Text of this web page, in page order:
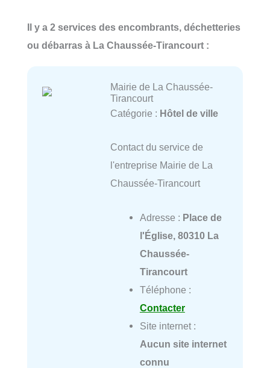
Il y a 2 services des encombrants, déchetteries
ou débarras à La Chaussée-Tirancourt :
Mairie de La Chaussée-
Tirancourt
Catégorie : Hôtel de ville
Contact du service de
l'entreprise Mairie de La
Chaussée-Tirancourt
Adresse : Place de
l'Église, 80310 La
Chaussée-
Tirancourt
Téléphone :
Contacter
Site internet :
Aucun site internet
connu